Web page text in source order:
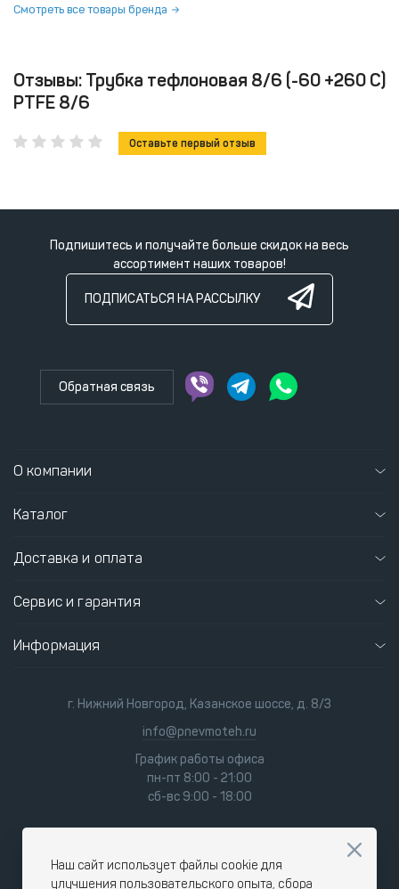
Смотреть все товары бренда
Отзывы: Трубка тефлоновая 8/6 (-60 +260 С)
PTFE 8/6
Оставьте первый отзыв
Подпишитесь и получайте больше скидок на весь
ассортимент наших товаров!
ПОДПИСАТЬСЯ НА РАССЫЛКУ
Обратная связь
О компании
Каталог
Доставка и оплата
Сервис и гарантия
Информация
г. Нижний Новгород, Казанское шоссе, д. 8/3
info@pnevmoteh.ru
График работы офиса
пн-пт 8:00 - 21:00
сб-вс 9:00 - 18:00
Наш сайт использует файлы cookie для
улучшения пользовательского опыта, сбора